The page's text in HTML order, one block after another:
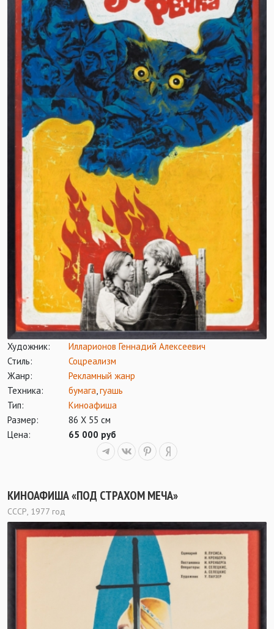
Художник:
Илларионов Геннадий Алексеевич
Стиль:
Соцреализм
Жанр:
Рекламный жанр
Техника:
бумага гуашь
Тип:
Киноафиша
Размер:
86 Х 55 см
Цена:
65 000 руб
КИНОАФИША «ПОД СТРАХОМ МЕЧА»
СССР, 1977 год